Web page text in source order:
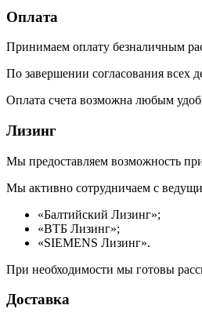
Оплата
Принимаем оплату безналичным
По завершении согласования всех
Оплата счета возможна любым
Лизинг
Мы предоставляем возможность
Мы активно сотрудничаем с
«Балтийский Лизинг»;
«ВТБ Лизинг»;
«SIEMENS Лизинг».
При необходимости мы готовы
Доставка